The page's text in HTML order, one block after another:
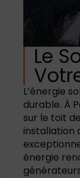
Le
L’énergie
durable. À
sur le toit
installation
énergie